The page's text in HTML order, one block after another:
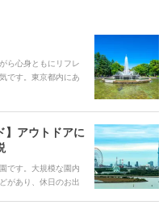
ら心身ともにリフレ
です。東京都内にあ
】アウトドアに
です。大規模な園内
があり、休日のお出